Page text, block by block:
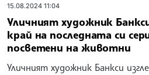
15.08.2024 11:04
Уличният художник
край на последната си
посветени на животни
Уличният художник Банкси